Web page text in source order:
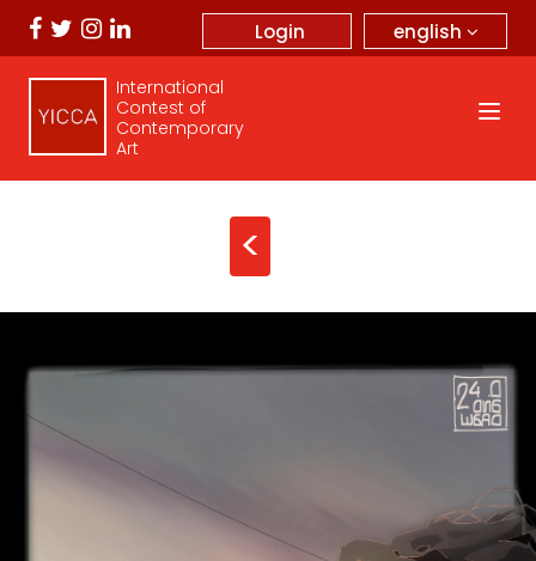
english
Login
International
Contest of
Contemporary
Art
<